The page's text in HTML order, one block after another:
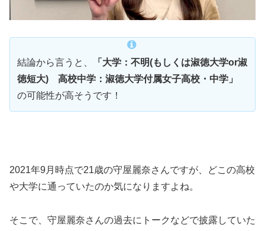
結論から言うと、
「大学：不明(もしくは淑徳大学or淑
徳短大) 高校中学：淑徳大学付属女子高校・中学」
の可能性が高そうです！
2021年9月時点で21歳の守屋麗奈さんですが、どこの高校
や大学に通っていたのか気になりますよね。
そこで、守屋麗奈さんの過去にトークなどで披露していた